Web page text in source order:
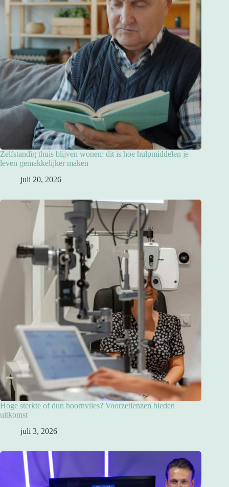
Zelfstandig thuis blijven wonen: dit is hoe hulpmiddelen je
leven gemakkelijker maken
juli 20, 2026
Hoge sterkte of dun hoornvlies? Voorzetlenzen bieden
uitkomst
juli 3, 2026